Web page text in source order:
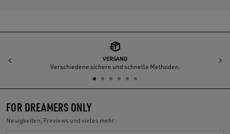
VERSAND
Verschiedene sichere und schnelle Methoden.
Zurück
FOR DREAMERS ONLY
Neuigkeiten, Previews und vieles mehr.